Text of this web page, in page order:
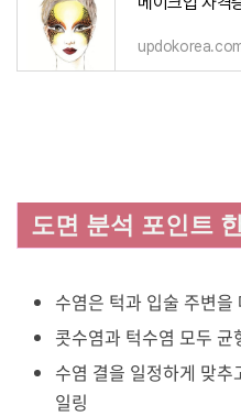
도면 분석 포인트
수염은 턱과 입술 주변을
콧수염과 턱수염 모두 균
수염 결을 일정하게 맞
일링